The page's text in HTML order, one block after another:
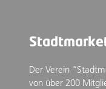
Der Verein
von über 200